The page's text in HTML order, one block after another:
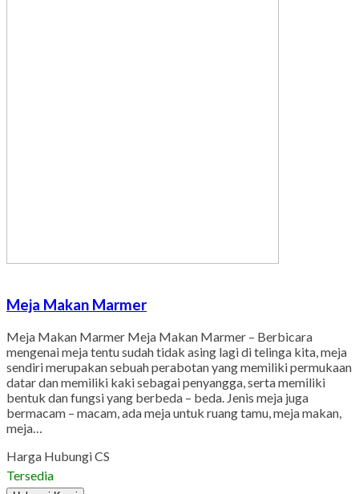
Meja Makan Marmer
Meja Makan Marmer Meja Makan Marmer – Berbicara
mengenai meja tentu sudah tidak asing lagi di telinga kita, meja
sendiri merupakan sebuah perabotan yang memiliki permukaan
datar dan memiliki kaki sebagai penyangga, serta memiliki
bentuk dan fungsi yang berbeda – beda. Jenis meja juga
bermacam – macam, ada meja untuk ruang tamu, meja makan,
meja…
Harga Hubungi CS
Tersedia